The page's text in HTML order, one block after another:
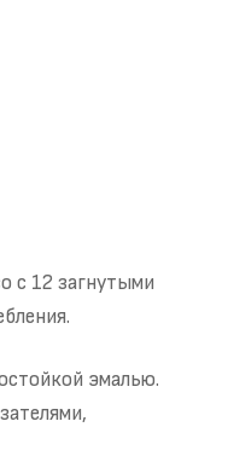
с 12 загнутыми
эмалью.